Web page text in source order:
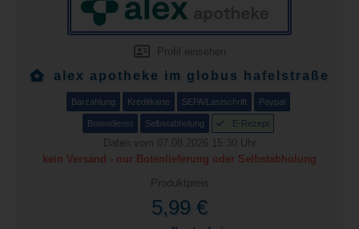
Profil einsehen
alex apotheke im globus hafelstraße
Barzahlung Kreditkarte SEPA/Lastschrift Paypal
Botendienst Selbstabholung E-Rezept
Daten vom 07.08.2026 15:30 Uhr
kein Versand - nur Botenlieferung oder Selbstabholung
Produktpreis
5,99 €